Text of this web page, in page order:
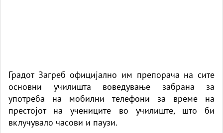
Градот Загреб официјално им препорача на сите
основни училишта воведување забрана за
употреба на мобилни телефони за време на
престојот на учениците во училиште, што би
вклучувало часови и паузи.